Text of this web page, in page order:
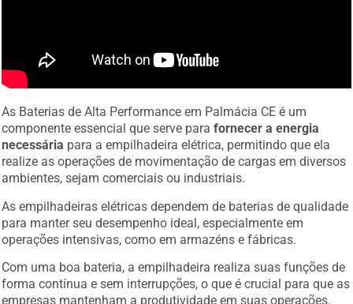
As Baterias de Alta Performance em Palmácia CE é um
componente essencial que serve parafornecer a energia
necessária para a empilhadeira elétrica, permitindo que ela
realize as operações de movimentação de cargas em diversos
ambientes, sejam comerciais ou industriais.
As empilhadeiras elétricas dependem de baterias de qualidade
para manter seu desempenho ideal, especialmente em
operações intensivas, como em armazéns e fábricas.
Com uma boa bateria, a empilhadeira realiza suas funções de
forma contínua e sem interrupções, o que é crucial para que as
empresas mantenham a produtividade em suas operações.